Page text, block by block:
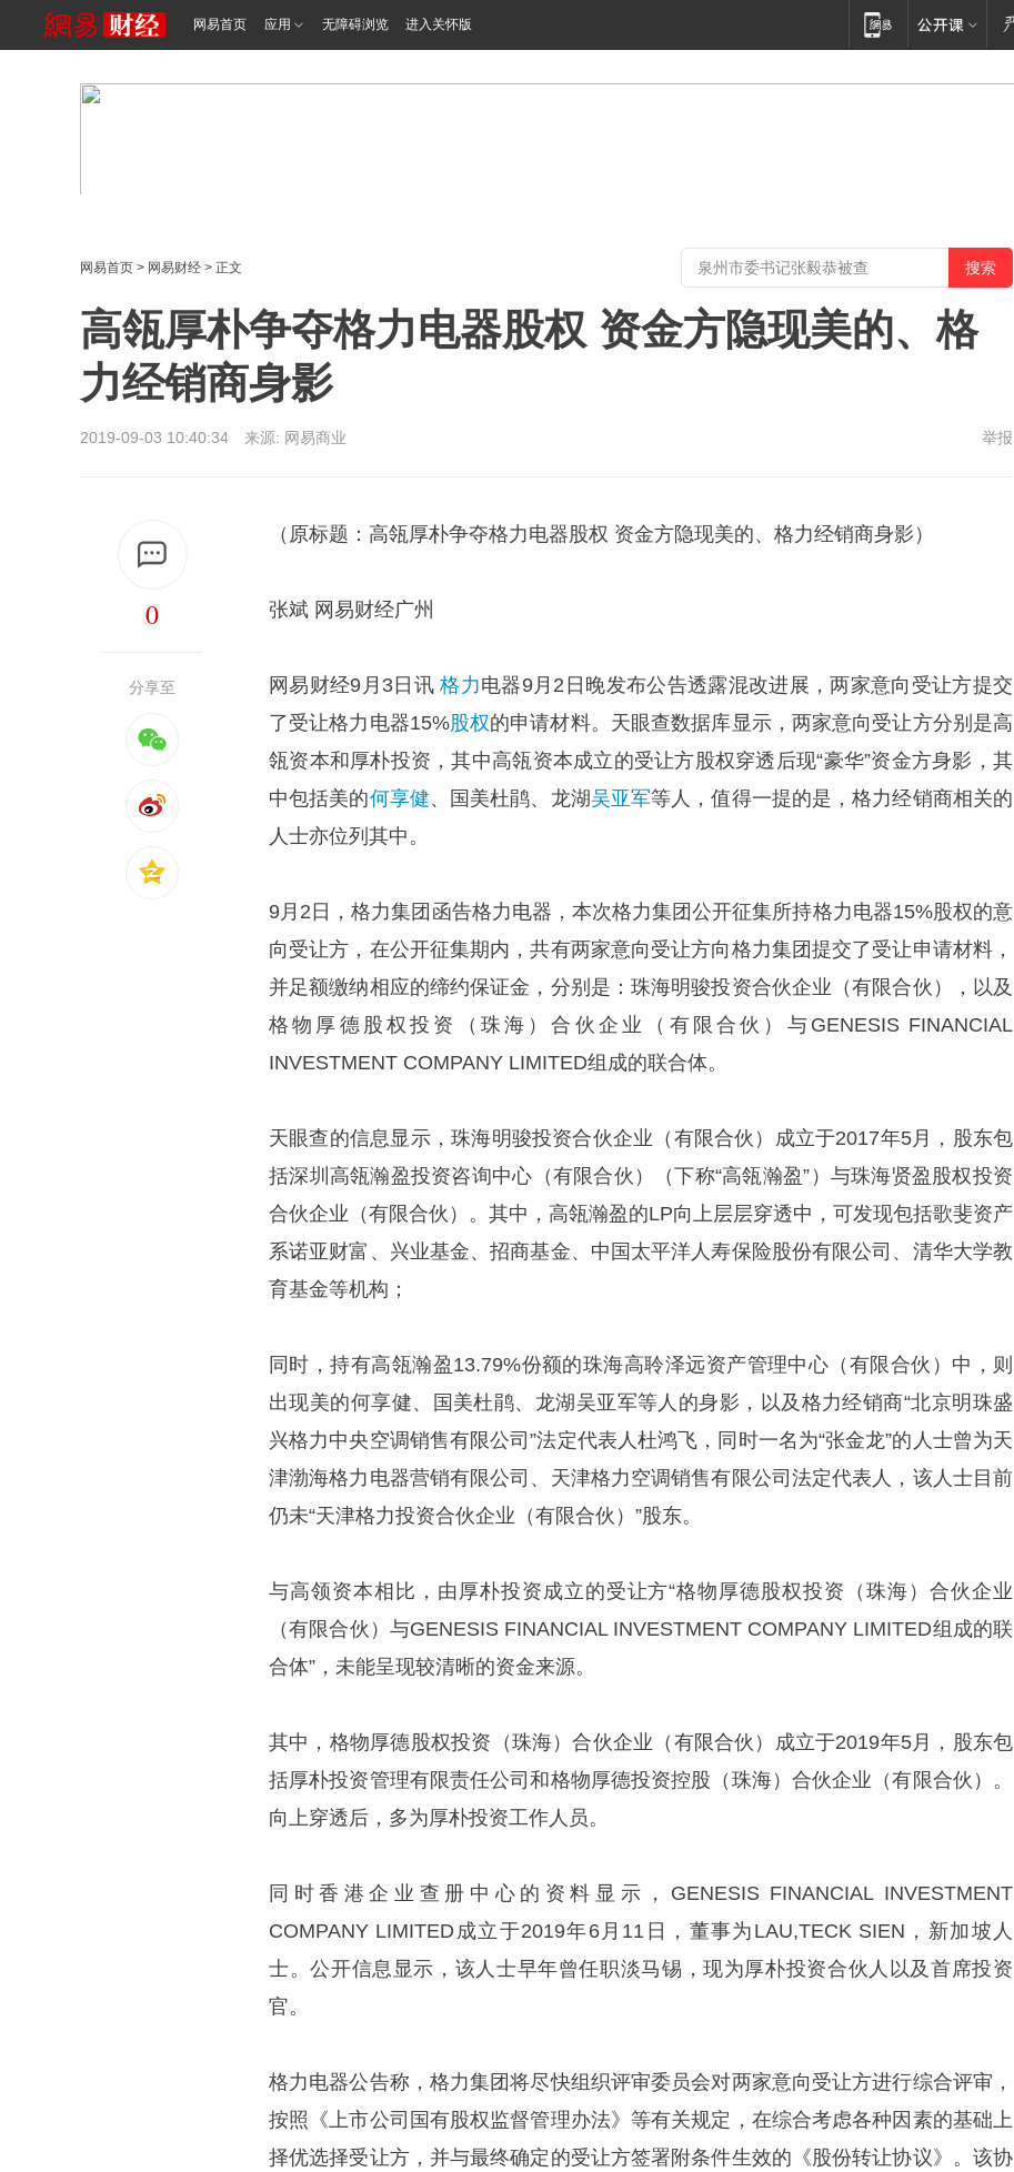
网易首页 应用 无障碍浏览 进入关怀版
网易首页 > 网易财经 > 正文
高瓴厚朴争夺格力电器股权 资金方隐现美的、格
力经销商身影
2019-09-03 10:40:34 来源: 网易商业 举报
0
分享至
（原标题：高瓴厚朴争夺格力电器股权 资金方隐现美的、格力经销商身影）
张斌 网易财经广州
网易财经9月3日讯格力电器9月2日晚发布公告透露混改进展，两家意向受让方提交
了受让格力电器15%股权的申请材料。天眼查数据库显示，两家意向受让方分别是高
瓴资本和厚朴投资，其中高瓴资本成立的受让方股权穿透后现“豪华”资金方身影，其
中包括美的何享健、国美杜鹃、龙湖吴亚军等人，值得一提的是，格力经销商相关的
人士亦位列其中。
9月2日，格力集团函告格力电器，本次格力集团公开征集所持格力电器15%股权的意
向受让方，在公开征集期内，共有两家意向受让方向格力集团提交了受让申请材料，
并足额缴纳相应的缔约保证金，分别是：珠海明骏投资合伙企业（有限合伙），以及
格物厚德股权投资（珠海）合伙企业（有限合伙）与GENESIS FINANCIAL
INVESTMENT COMPANY LIMITED组成的联合体。
天眼查的信息显示，珠海明骏投资合伙企业（有限合伙）成立于2017年5月，股东包
括深圳高瓴瀚盈投资咨询中心（有限合伙）（下称“高瓴瀚盈”）与珠海贤盈股权投资
合伙企业（有限合伙）。其中，高瓴瀚盈的LP向上层层穿透中，可发现包括歌斐资产
系诺亚财富、兴业基金、招商基金、中国太平洋人寿保险股份有限公司、清华大学教
育基金等机构；
同时，持有高瓴瀚盈13.79%份额的珠海高聆泽远资产管理中心（有限合伙）中，则
出现美的何享健、国美杜鹃、龙湖吴亚军等人的身影，以及格力经销商“北京明珠盛
兴格力中央空调销售有限公司”法定代表人杜鸿飞，同时一名为“张金龙”的人士曾为天
津渤海格力电器营销有限公司、天津格力空调销售有限公司法定代表人，该人士目前
仍未“天津格力投资合伙企业（有限合伙）”股东。
与高领资本相比，由厚朴投资成立的受让方“格物厚德股权投资（珠海）合伙企业
（有限合伙）与GENESIS FINANCIAL INVESTMENT COMPANY LIMITED组成的联
合体”，未能呈现较清晰的资金来源。
其中，格物厚德股权投资（珠海）合伙企业（有限合伙）成立于2019年5月，股东包
括厚朴投资管理有限责任公司和格物厚德投资控股（珠海）合伙企业（有限合伙）。
向上穿透后，多为厚朴投资工作人员。
同时香港企业查册中心的资料显示，GENESIS FINANCIAL INVESTMENT
COMPANY LIMITED成立于2019年6月11日，董事为LAU,TECK SIEN，新加坡人
士。公开信息显示，该人士早年曾任职淡马锡，现为厚朴投资合伙人以及首席投资
官。
格力电器公告称，格力集团将尽快组织评审委员会对两家意向受让方进行综合评审，
按照《上市公司国有股权监督管理办法》等有关规定，在综合考虑各种因素的基础上
择优选择受让方，并与最终确定的受让方签署附条件生效的《股份转让协议》。该协